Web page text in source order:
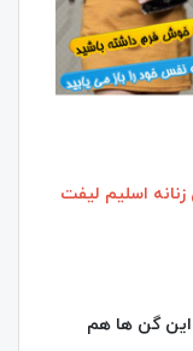
اسلیم لیفت
این گن ها هم